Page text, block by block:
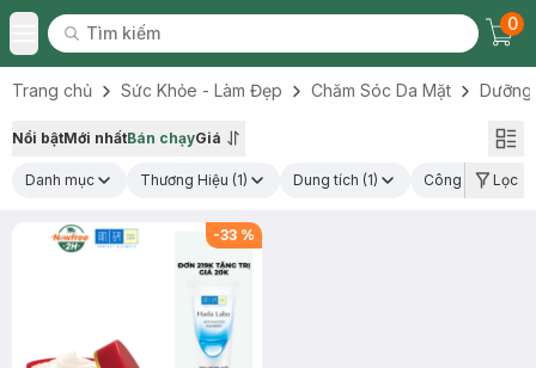
Toggle Menu
Tìm kiếm
Tìm kiếm
0
Trang chủ Sức Khỏe - Làm Đẹp Chăm Sóc Da Mặt Dưỡng
Nổi bậtMới nhấtBán chạyGiá
Danh mục Thương Hiệu (1) Dung tích (1) Công dụngLọc
-33 %